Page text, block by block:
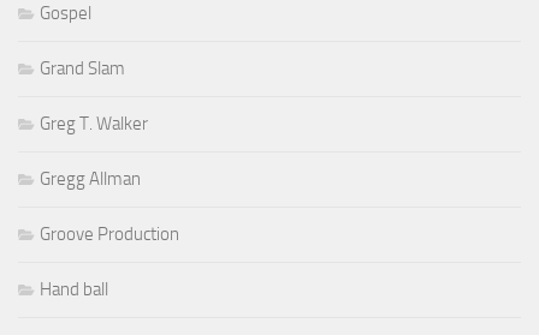
Gospel
Grand Slam
Greg T. Walker
Gregg Allman
Groove Production
Hand ball